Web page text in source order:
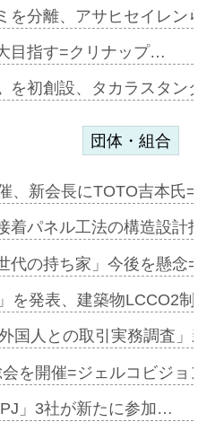
を分離、アサヒセイレ
目指す=クリナップ…
を初創設、タカラスタ
団体・組合
、新会長にTOTO吉本氏
着パネル工法の構造設
代の持ち家」今後を懸
を発表、建築物LCCO2
国人との取引実務調査
を開催=ジェルコビジ
」3社が新たに参加…